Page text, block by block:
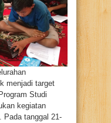
07
Pasirgunung
Selatan
Meningkatkan
Kemampuan
untuk
Mengimplementasikan
Microsoft
Office
Dalam
Kegiatan
Berorganisasi
menjadi target
Studi
kegiatan
Pada tanggal 21-